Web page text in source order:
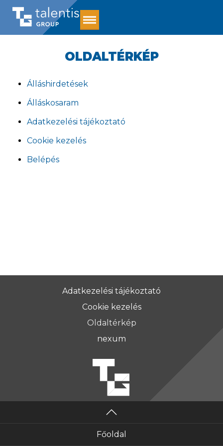
OLDALTÉRKÉP
Álláshirdetések
Álláskosaram
Adatkezelési tájékoztató
Cookie kezelés
Belépés
Adatkezelési tájékoztató
Cookie kezelés
Oldaltérkép
nexum
Főoldal